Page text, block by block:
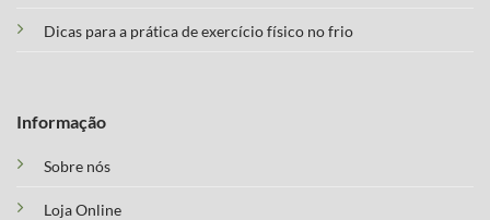
Dicas para a prática de exercício físico no frio
Informação
Sobre nós
Loja Online